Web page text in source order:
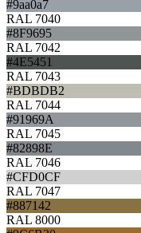
#9aa0a7
RAL 7040
#8F9695
RAL 7042
#4E5451
RAL 7043
#BDBDB2
RAL 7044
#91969A
RAL 7045
#82898E
RAL 7046
#CFD0CF
RAL 7047
#887142
RAL 8000